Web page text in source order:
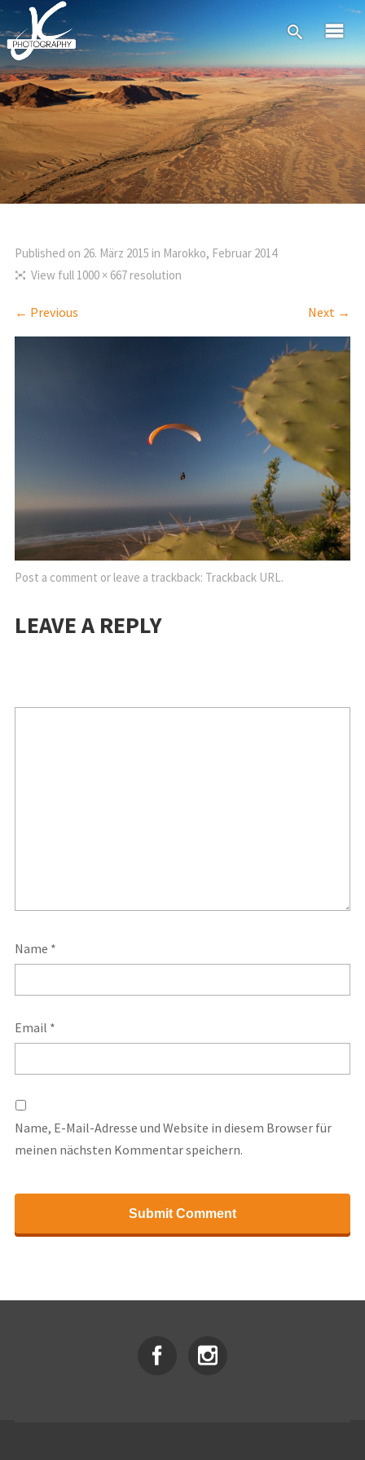
Published on 26. März 2015 in Marokko, Februar 2014
View full 1000 × 667 resolution
← Previous Next →
Post a comment or leave a trackback: Trackback URL.
LEAVE A REPLY
Name *
Email *
Name, E-Mail-Adresse und Website in diesem Browser für
meinen nächsten Kommentar speichern.